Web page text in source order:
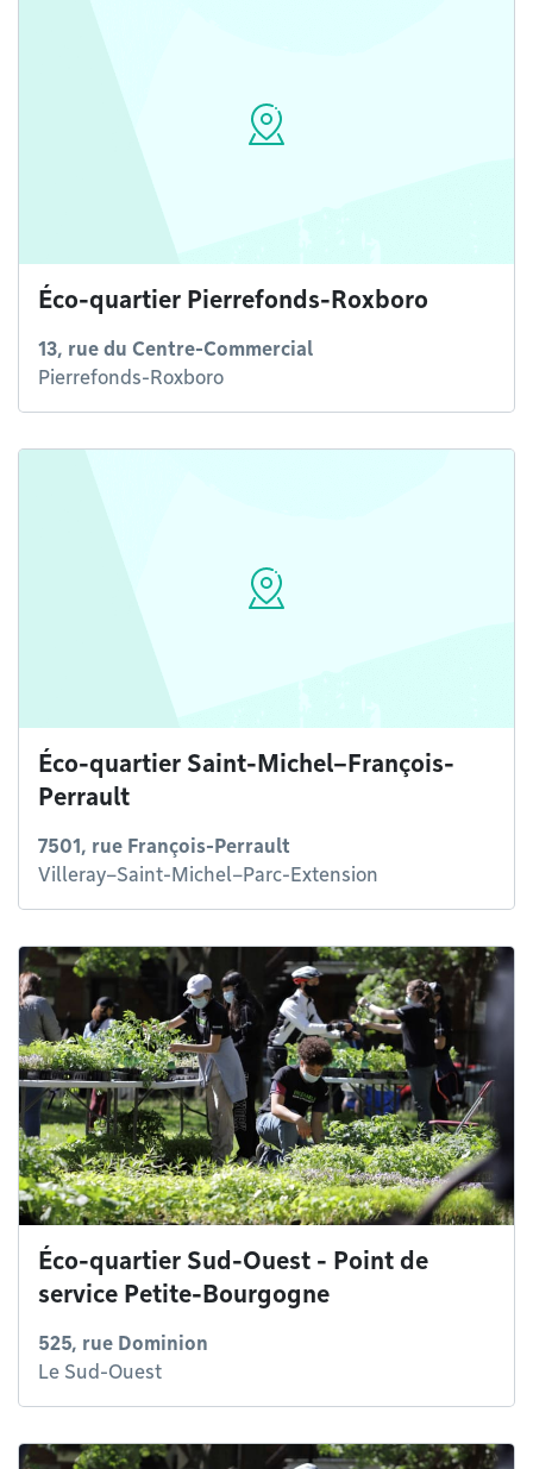
Éco-quartier Pierrefonds-Roxboro
13, rue du Centre-Commercial
Pierrefonds-Roxboro
Éco-quartier Saint-Michel–François-
Perrault
7501, rue François-Perrault
Villeray–Saint-Michel–Parc-Extension
Éco-quartier Sud-Ouest - Point de
service Petite-Bourgogne
525, rue Dominion
Le Sud-Ouest